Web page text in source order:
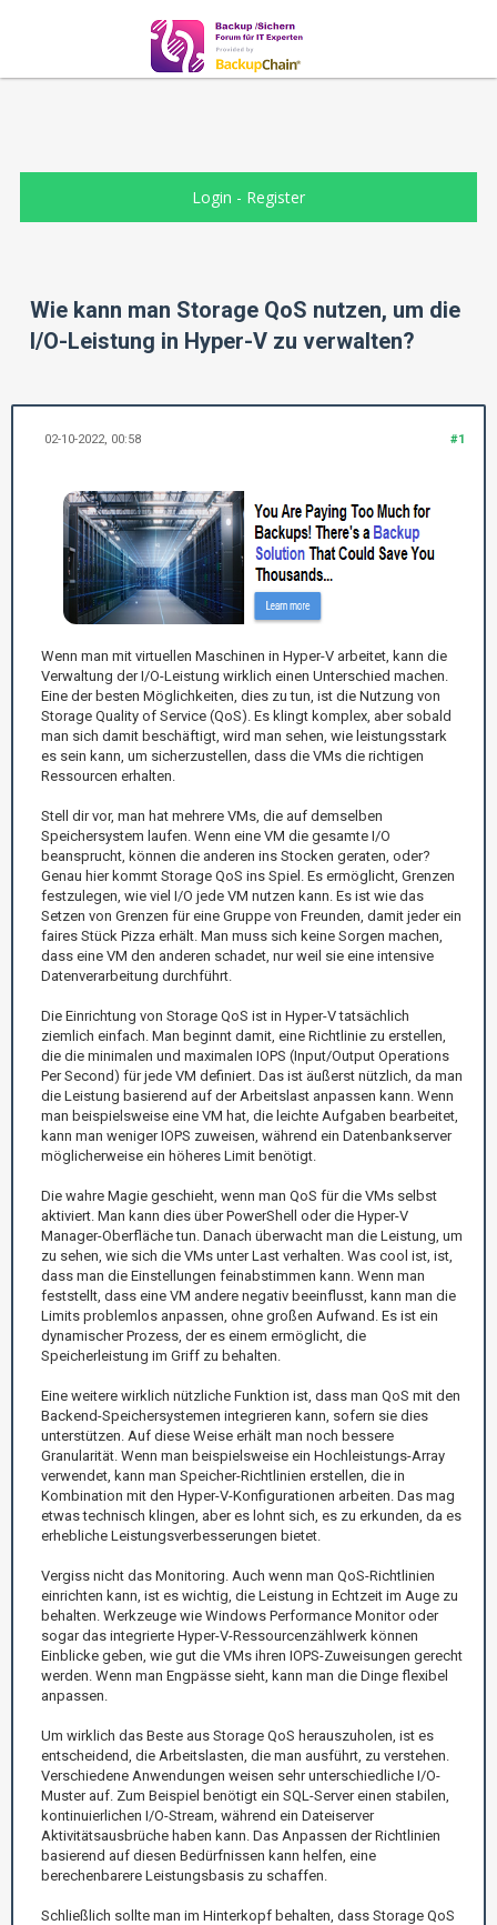
Login - Register
Wie kann man Storage QoS nutzen, um die
I/O-Leistung in Hyper-V zu verwalten?
#1
02-10-2022, 00:58
Wenn man mit virtuellen Maschinen in Hyper-V arbeitet, kann die
Verwaltung der I/O-Leistung wirklich einen Unterschied machen.
Eine der besten Möglichkeiten, dies zu tun, ist die Nutzung von
Storage Quality of Service (QoS). Es klingt komplex, aber sobald
man sich damit beschäftigt, wird man sehen, wie leistungsstark
es sein kann, um sicherzustellen, dass die VMs die richtigen
Ressourcen erhalten.
Stell dir vor, man hat mehrere VMs, die auf demselben
Speichersystem laufen. Wenn eine VM die gesamte I/O
beansprucht, können die anderen ins Stocken geraten, oder?
Genau hier kommt Storage QoS ins Spiel. Es ermöglicht, Grenzen
festzulegen, wie viel I/O jede VM nutzen kann. Es ist wie das
Setzen von Grenzen für eine Gruppe von Freunden, damit jeder ein
faires Stück Pizza erhält. Man muss sich keine Sorgen machen,
dass eine VM den anderen schadet, nur weil sie eine intensive
Datenverarbeitung durchführt.
Die Einrichtung von Storage QoS ist in Hyper-V tatsächlich
ziemlich einfach. Man beginnt damit, eine Richtlinie zu erstellen,
die die minimalen und maximalen IOPS (Input/Output Operations
Per Second) für jede VM definiert. Das ist äußerst nützlich, da man
die Leistung basierend auf der Arbeitslast anpassen kann. Wenn
man beispielsweise eine VM hat, die leichte Aufgaben bearbeitet,
kann man weniger IOPS zuweisen, während ein Datenbankserver
möglicherweise ein höheres Limit benötigt.
Die wahre Magie geschieht, wenn man QoS für die VMs selbst
aktiviert. Man kann dies über PowerShell oder die Hyper-V
Manager-Oberfläche tun. Danach überwacht man die Leistung, um
zu sehen, wie sich die VMs unter Last verhalten. Was cool ist, ist,
dass man die Einstellungen feinabstimmen kann. Wenn man
feststellt, dass eine VM andere negativ beeinflusst, kann man die
Limits problemlos anpassen, ohne großen Aufwand. Es ist ein
dynamischer Prozess, der es einem ermöglicht, die
Speicherleistung im Griff zu behalten.
Eine weitere wirklich nützliche Funktion ist, dass man QoS mit den
Backend-Speichersystemen integrieren kann, sofern sie dies
unterstützen. Auf diese Weise erhält man noch bessere
Granularität. Wenn man beispielsweise ein Hochleistungs-Array
verwendet, kann man Speicher-Richtlinien erstellen, die in
Kombination mit den Hyper-V-Konfigurationen arbeiten. Das mag
etwas technisch klingen, aber es lohnt sich, es zu erkunden, da es
erhebliche Leistungsverbesserungen bietet.
Vergiss nicht das Monitoring. Auch wenn man QoS-Richtlinien
einrichten kann, ist es wichtig, die Leistung in Echtzeit im Auge zu
behalten. Werkzeuge wie Windows Performance Monitor oder
sogar das integrierte Hyper-V-Ressourcenzählwerk können
Einblicke geben, wie gut die VMs ihren IOPS-Zuweisungen gerecht
werden. Wenn man Engpässe sieht, kann man die Dinge flexibel
anpassen.
Um wirklich das Beste aus Storage QoS herauszuholen, ist es
entscheidend, die Arbeitslasten, die man ausführt, zu verstehen.
Verschiedene Anwendungen weisen sehr unterschiedliche I/O-
Muster auf. Zum Beispiel benötigt ein SQL-Server einen stabilen,
kontinuierlichen I/O-Stream, während ein Dateiserver
Aktivitätsausbrüche haben kann. Das Anpassen der Richtlinien
basierend auf diesen Bedürfnissen kann helfen, eine
berechenbarere Leistungsbasis zu schaffen.
Schließlich sollte man im Hinterkopf behalten, dass Storage QoS